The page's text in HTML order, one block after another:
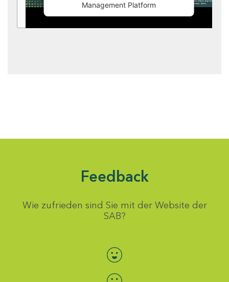
Management Platform
Feedback
Wie zufrieden sind Sie mit der Website der
SAB?
Bewertung auswählen